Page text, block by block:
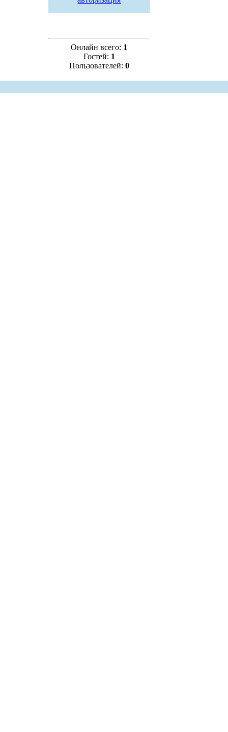
Онлайн всего: 1
Гостей: 1
Пользователей: 0